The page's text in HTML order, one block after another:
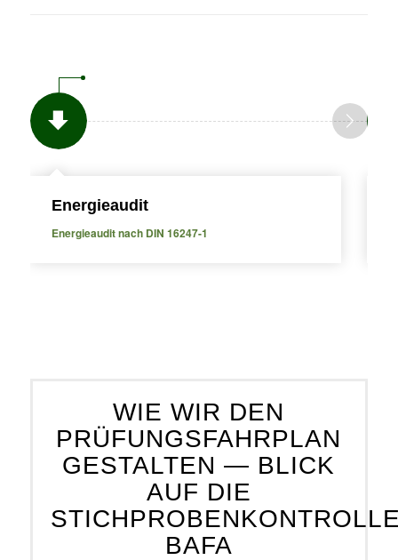
Energieaudit
Energieaudit nach DIN 16247-1
WIE WIR DEN
PRÜFUNGSFAHRPLAN
GESTALTEN — BLICK
AUF DIE
BAFA